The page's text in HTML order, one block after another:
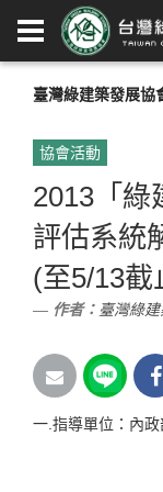
臺灣綠建築發展協
協會活動
2013「綠
評估系統
(至5/13截
作者： 臺灣綠
一.指導單位：內